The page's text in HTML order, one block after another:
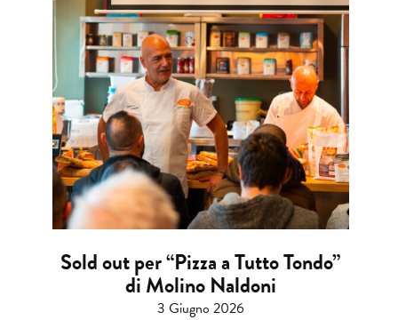
Sold out per “Pizza a Tutto Tondo”
di Molino Naldoni
3 Giugno 2026